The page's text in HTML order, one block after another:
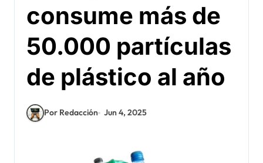
consume más de
50.000 partículas
de plástico al año
Por Redacción Jun 4, 2025